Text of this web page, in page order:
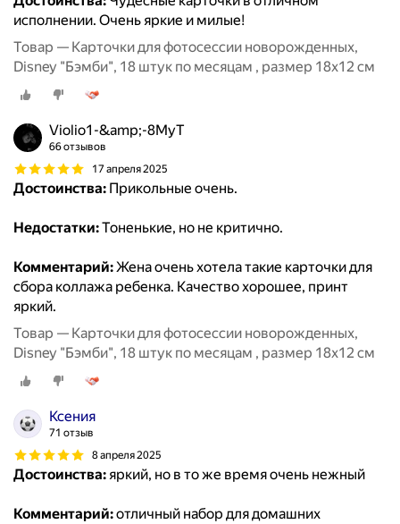
исполнении. Очень яркие и милые!
Товар — Карточки для фотосессии новорожденных,
Disney "Бэмби", 18 штук по месяцам , размер 18х12 см
Violio1-&amp;-8MyT
66 отзывов
17 апреля 2025
Достоинства: Прикольные очень.
Недостатки:Тоненькие, но не критично.
Комментарий:Жена очень хотела такие карточки для
сбора коллажа ребенка. Качество хорошее, принт
яркий.
Товар — Карточки для фотосессии новорожденных,
Disney "Бэмби", 18 штук по месяцам , размер 18х12 см
Ксения
71 отзыв
8 апреля 2025
Достоинства:яркий, но в то же время очень нежный
Комментарий:отличный набор для домашних